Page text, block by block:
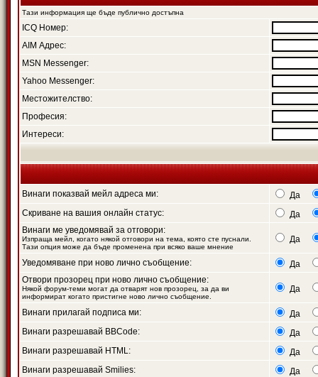
Тази информация ще бъде публично достъпна
ICQ Номер:
AIM Адрес:
MSN Messenger:
Yahoo Messenger:
Местожителство:
Професия:
Интереси:
Винаги показвай мейл адреса ми:
Да
Скриване на вашия онлайн статус:
Да
Винаги ме уведомявай за отговори:
Изпраща мейл, когато някой отговори на тема, която сте пуснали.
Тази опция може да бъде променена при всяко ваше мнение
Да
Уведомяване при ново лично съобщение:
Да
Отвори прозорец при ново лично съобщение:
Някой форум-теми могат да отварят нов прозорец, за да ви
информират когато пристигне ново лично съобщение.
Да
Винаги прилагай подписа ми:
Да
Винаги разрешавай BBCode:
Да
Винаги разрешавай HTML:
Да
Винаги разрешавай Smilies:
Да